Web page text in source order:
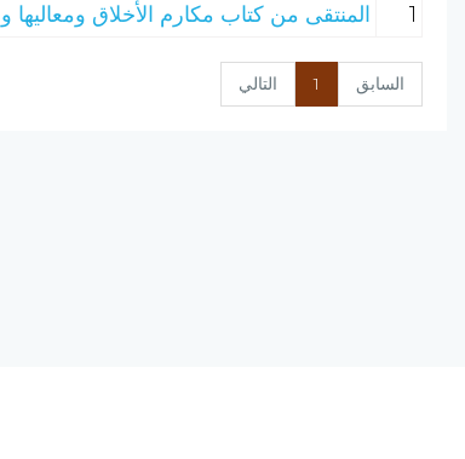
1
المنتقى من كتاب مكارم الأخلاق
السابق 1 التالي